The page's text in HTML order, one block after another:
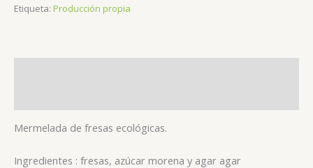
Etiqueta: Producción propia
Mermelada de fresas ecológicas.
Ingredientes : fresas, azúcar morena y agar agar